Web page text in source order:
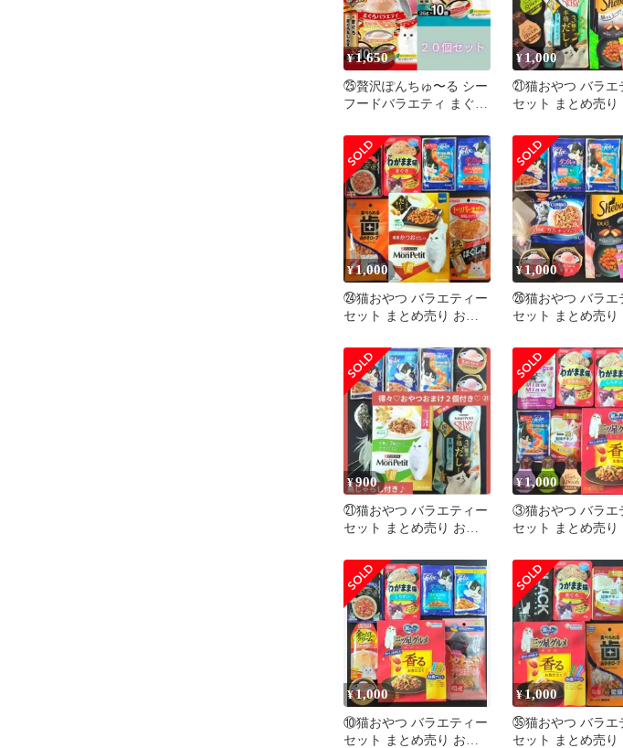
¥1,650
㉕贅沢ぽんちゅ〜る シー
フードバラエティ まぐろ
つ
¥1,000
㉑猫おやつ バラエ
セット まとめ売り
猫の餌
¥1,000
㉔猫おやつ バラエティー
セット まとめ売り お試
猫の餌
¥1,000
㉖猫おやつ バラエ
セット まとめ売り
猫の餌
¥900
㉑猫おやつ バラエティー
セット まとめ売り お試
猫の餌
¥1,000
③猫おやつ バラエ
セット まとめ売り
猫の餌
¥1,000
⑩猫おやつ バラエティー
セット まとめ売り お試
¥1,000
㉟猫おやつ バラエ
セット まとめ売り